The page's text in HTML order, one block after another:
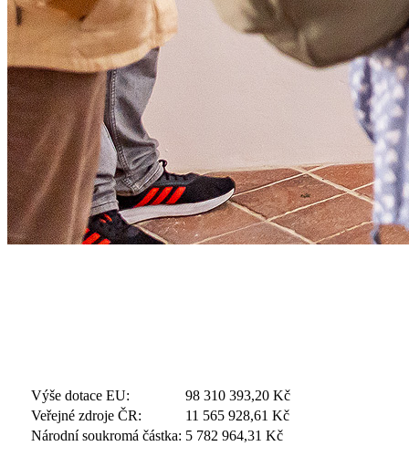
Výše dotace EU: 98 310 393,20 Kč
Veřejné zdroje ČR:
11 565 928,61 Kč
Národní soukromá částka: 5 782 964,31 Kč